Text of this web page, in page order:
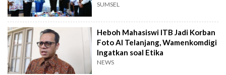
SUMSEL
Heboh Mahasiswi ITB Jadi Korban
Foto AI Telanjang, Wamenkomdigi
Ingatkan soal Etika
NEWS